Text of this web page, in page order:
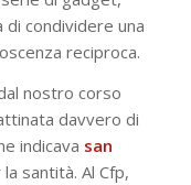
condividere una
reciproca.
nostro corso
davvero di
indicava san
santità. Al Cfp,